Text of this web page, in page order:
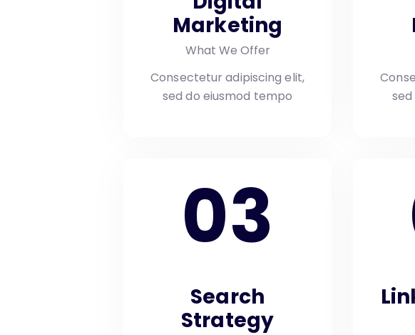
Marketing
What We Offer
Consectetur adipiscing elit,
sed do eiusmod tempo
03
Search
Strategy